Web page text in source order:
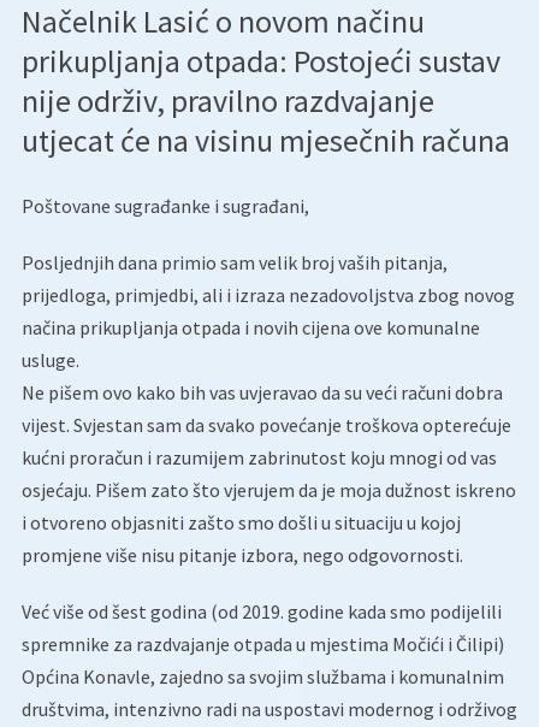
Načelnik Lasić o novom načinu
prikupljanja otpada: Postojeći sustav
nije održiv, pravilno razdvajanje
utjecat će na visinu mjesečnih računa
Poštovane sugrađanke i sugrađani,
Posljednjih dana primio sam velik broj vaših pitanja,
prijedloga, primjedbi, ali i izraza nezadovoljstva zbog novog
načina prikupljanja otpada i novih cijena ove komunalne
usluge.
Ne pišem ovo kako bih vas uvjeravao da su veći računi dobra
vijest. Svjestan sam da svako povećanje troškova opterećuje
kućni proračun i razumijem zabrinutost koju mnogi od vas
osjećaju. Pišem zato što vjerujem da je moja dužnost iskreno
i otvoreno objasniti zašto smo došli u situaciju u kojoj
promjene više nisu pitanje izbora, nego odgovornosti.
Već više od šest godina (od 2019. godine kada smo podijelili
spremnike za razdvajanje otpada u mjestima Močići i Čilipi)
Općina Konavle, zajedno sa svojim službama i komunalnim
društvima, intenzivno radi na uspostavi modernog i održivog